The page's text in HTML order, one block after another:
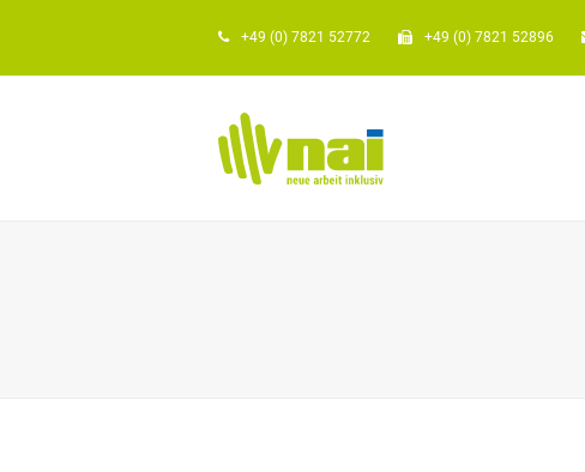
+49 (0) 7821 52772 +49 (0) 7821 52896